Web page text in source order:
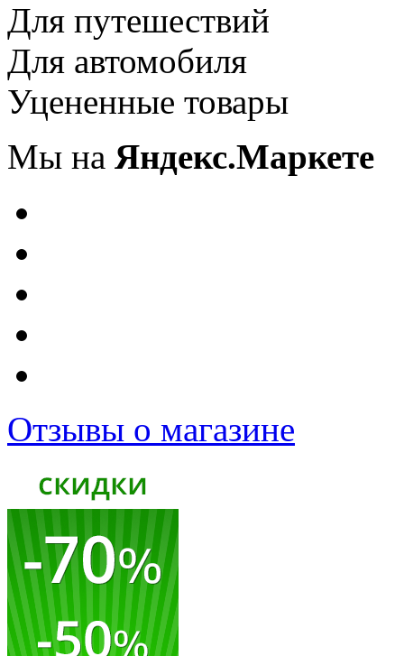
Для путешествий
Для автомобиля
Уцененные товары
Мы на Яндекс.Маркете
Отзывы о магазине